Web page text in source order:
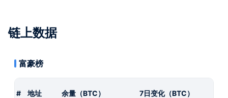
链上数据
富豪榜
# 地址 余量（BTC） 7日变化（BTC）